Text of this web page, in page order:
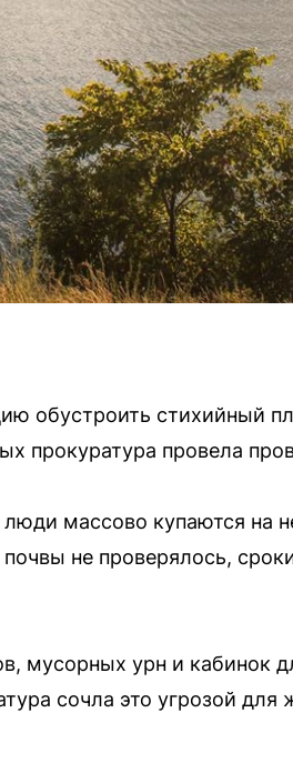
обустроить стихийный
прокуратура провела
массово купаются на
не проверялось,
мусорных урн и кабинок
сочла это угрозой для